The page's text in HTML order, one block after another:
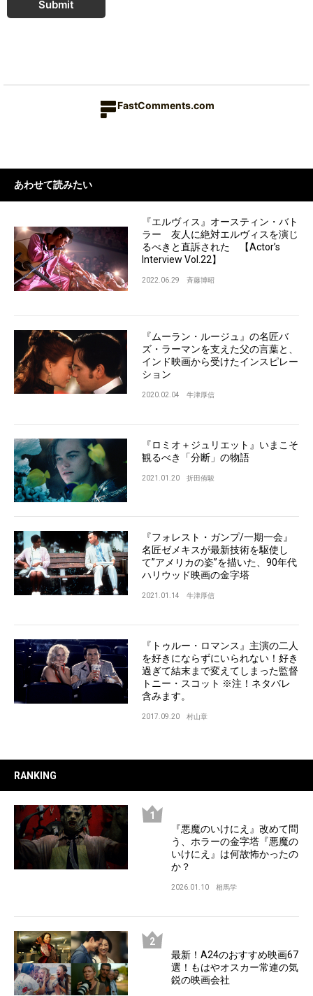
Submit
FastComments.com
あわせて読みたい
『エルヴィス』オースティン・バト
ラー 友人に絶対エルヴィスを演じ
るべきと直訴された 【Actor’s
Interview Vol.22】
2022.06.29 斉藤博昭
『ムーラン・ルージュ』の名匠バ
ズ・ラーマンを支えた父の言葉と、
インド映画から受けたインスピレー
ション
2020.02.04 牛津厚信
『ロミオ＋ジュリエット』いまこそ
観るべき「分断」の物語
2021.01.20 折田侑駿
『フォレスト・ガンプ/一期一会』
名匠ゼメキスが最新技術を駆使し
て”アメリカの姿”を描いた、90年代
ハリウッド映画の金字塔
2021.01.14 牛津厚信
『トゥルー・ロマンス』主演の二人
を好きにならずにいられない！好き
過ぎて結末まで変えてしまった監督
トニー・スコット ※注！ネタバレ
含みます。
2017.09.20 村山章
RANKING
『悪魔のいけにえ』改めて問
う、ホラーの金字塔『悪魔の
いけにえ』は何故怖かったの
か？
2026.01.10 相馬学
最新！A24のおすすめ映画67
選！もはやオスカー常連の気
鋭の映画会社